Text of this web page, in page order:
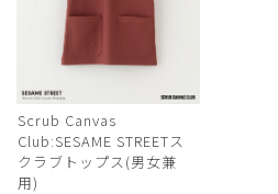
Scrub Canvas
Club:SESAME STREETス
クラブトップス(男女兼
用)